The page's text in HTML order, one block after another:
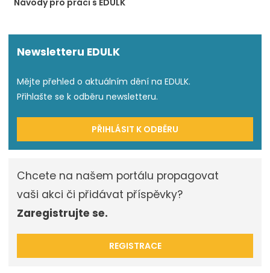
Newsletteru EDULK
Mějte přehled o aktuálním dění na EDULK.
Přihlašte se k odběru newsletteru.
PŘIHLÁSIT K ODBĚRU
Chcete na našem portálu propagovat
vaši akci či přidávat příspěvky?
Zaregistrujte se.
REGISTRACE